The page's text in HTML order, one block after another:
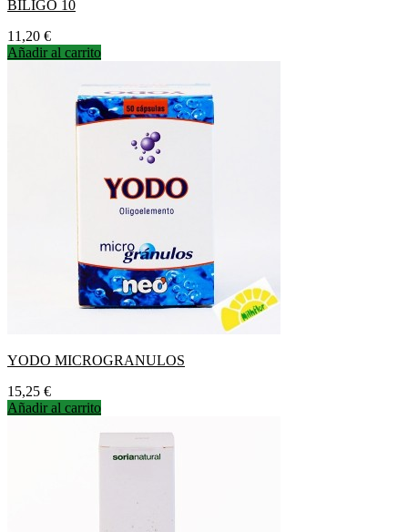
BILIGO 10
Precio
11,20 €
Añadir al carrito
YODO MICROGRANULOS
Precio
15,25 €
Añadir al carrito